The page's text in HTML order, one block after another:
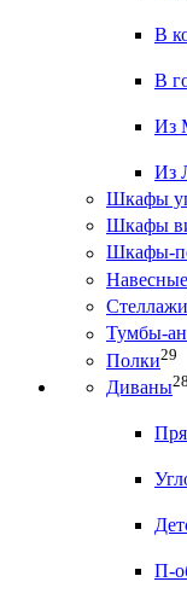
В
В
Из
Из
Шкафы
Шкафы
Шкафы-
Стеллажи
Тумбы-
Полки29
Диваны
П-